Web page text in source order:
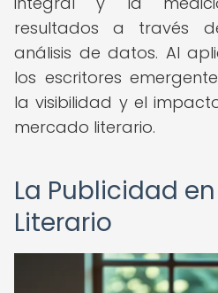
resultados a través
análisis de datos. Al
los escritores
la visibilidad y el
mercado literario.
La Publicidad
Literario